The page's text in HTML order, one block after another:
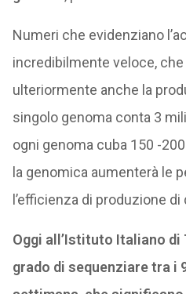
Numeri che evidenziano
incredibilmente veloce,
ulteriormente anche la
singolo genoma conta 3
ogni genoma cuba 150 -
la genomica aumenterà le
l’efficienza di produzione
Oggi all’Istituto Italiano
grado di sequenziare tra i